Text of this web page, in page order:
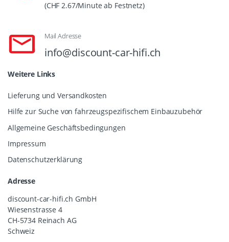
(CHF 2.67/Minute ab Festnetz)
Mail Adresse
info@discount-car-hifi.ch
Weitere Links
Lieferung und Versandkosten
Hilfe zur Suche von fahrzeugspezifischem Einbauzubehör
Allgemeine Geschäftsbedingungen
Impressum
Datenschutzerklärung
Adresse
discount-car-hifi.ch GmbH
Wiesenstrasse 4
CH-5734 Reinach AG
Schweiz